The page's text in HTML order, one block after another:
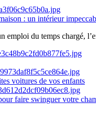
: un intérieur
emploi du temps chargé,
voitures de vos enfants
faire swinguer votre